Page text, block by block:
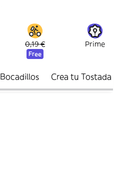
0,19 €
Free
Prime
Bocadillos Crea tu Tostada